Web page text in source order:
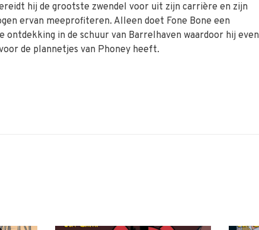
hij de grootste zwendel voor uit zijn carrière en zijn
ervan meeprofiteren. Alleen doet Fone Bone een
ontdekking in de schuur van Barrelhaven waardoor hij even
de plannetjes van Phoney heeft.